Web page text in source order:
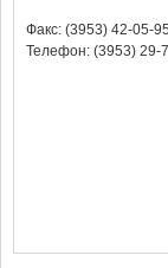
Факс: (3953) 42-05-95
Телефон: (3953) 29-